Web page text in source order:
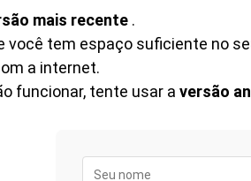
mais recente .
você tem espaço suficiente no
a internet.
funcionar, tente usar a versão